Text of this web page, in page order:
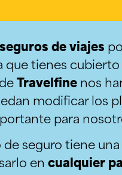
seguros de viajes
que tienes
Travelfine nos
modificar los
para
seguro tiene
en cualquier